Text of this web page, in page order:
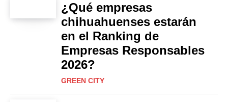
¿Qué empresas
chihuahuenses estarán
en el Ranking de
Empresas Responsables
2026?
GREEN CITY